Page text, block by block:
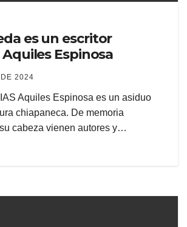
es un escritor
Espinosa
2024
Aquiles Espinosa es un asiduo
chiapaneca. De memoria
cabeza vienen autores y…